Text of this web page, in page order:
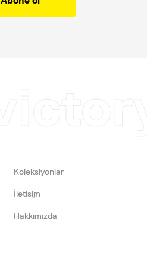
Koleksiyonlar
İletişim
Hakkımızda